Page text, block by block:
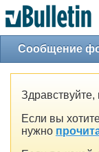
Сообщение
Если вы
нужно